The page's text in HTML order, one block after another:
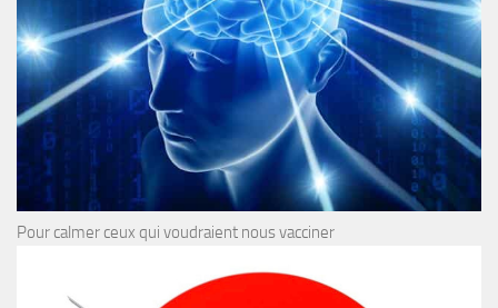
Pour calmer ceux qui voudraient nous vacciner